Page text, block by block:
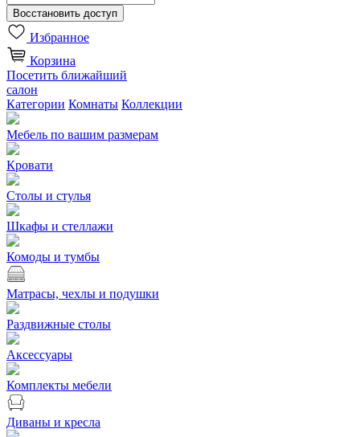
Избранное
Корзина
Посетить ближайший
салон
Категории Комнаты Коллекции
Мебель по вашим размерам
Кровати
Столы и стулья
Шкафы и стеллажи
Комоды и тумбы
Матрасы, чехлы и подушки
Раздвижные столы
Аксессуары
Комплекты мебели
Диваны и кресла